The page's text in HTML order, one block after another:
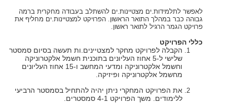
לאפשר לתלמידות.ים מצטיינות.ים להשתלב בעבודה מחקרית ברמה
גבוהה כבר במהלך התואר הראשון. הפרויקט למצטיינות.ים מחליף את
פרויקט הגמר הרגיל לתואר ראשון.
כללי הפרויקט
הקבלה לפרויקט מחקר למצטיינים.ות תעשה בסיום סמסטר
שלישי ל-5 אחוז העליונים בתוכנית חשמל אלקטרוניקה
וחשמל אלקטרוניקה ומדעי המחשב ו-15 אחוז העליונים
מחשמל אלקטרוניקה ופיזיקה.
את הפרויקט המחקרי ניתן יהיה להתחיל בסמסטר הרביעי
ללימודים. משך הפרויקט 4-1 סמסטרים.